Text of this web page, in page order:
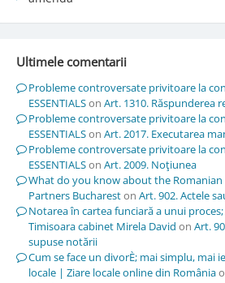
Ultimele comentarii
Probleme controversate privitoare la
ESSENTIALSon Art. 1310. Răspunderea
Probleme controversate privitoare la
ESSENTIALSon Art. 2017. Executarea
Probleme controversate privitoare la
ESSENTIALSon Art. 2009. Noţiunea
What do you know about the Romanian
Partners Buchareston Art. 902. Actele
Notarea în cartea funciară a unui
Timisoara cabinet Mirela David on Art.
supuse notării
Cum se face un divorÈ; mai simplu, mai
locale | Ziare locale online din România